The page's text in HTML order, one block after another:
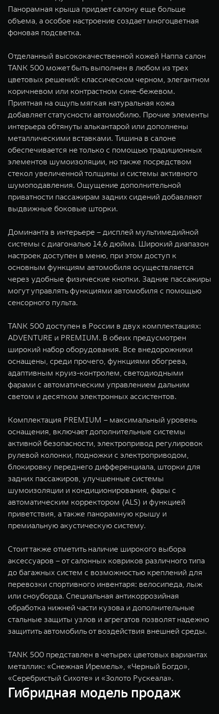
Панорамная крыша придает салону еще больше
объема, а особое настроение создает многоцветная
фоновая подсветка.
Отделанный высококачественной кожей Наппа салон
TANK 500 может быть выполнен в любом из трех
цветовых решений: классическом черном, элегантном
коричневом или контрастном сине-бежевом.
Приятная на ощупь мягкая натуральная кожа
добавляет статусности автомобилю. Прочие элементы
интерьера обтянуты алькантарой или дополнены
металлическими вставками. Тишина в салоне
обеспечивается не только с помощью традиционных
элементов шумоизоляции, но также посредством
стекол увеличенной толщины и системы активного
шумоподавления. Ощущение дополнительной
приватности пассажирам задних сидений добавляют
выдвижные боковые шторки.
Доминанта в интерьере – дисплей мультимедийной
системы с диагональю 14,6 дюйма. Широкий диапазон
настроек доступен в меню, при этом доступ к
основным функциям автомобиля осуществляется
через удобные физические кнопки. Задние пассажиры
могут управлять функциями автомобиля с помощью
сенсорного пульта.
TANK 500 доступен в России в двух комплектациях:
ADVENTURE и PREMIUM. В обеих предусмотрен
широкий набор оборудования. Все внедорожники
оснащены, среди прочего, функциями обогрева,
адаптивным круиз-контролем, светодиодными
фарами с автоматическим управлением дальним
светом и десятком электронных ассистентов.
Комплектация PREMIUM – максимальный уровень
оснащения, включает дополнительные системы
активной безопасности, электропривод регулировок
рулевой колонки, подножки с электроприводом,
блокировку переднего дифференциала, шторки для
задних пассажиров, улучшенные системы
шумоизоляции и кондиционирования, фары с
автоматическим корректором (ALS) и функцией
приветствия, а также панорамную крышу и
премиальную акустическую систему.
Стоит также отметить наличие широкого выбора
аксессуаров – от салонных ковриков различного типа
до багажных систем с возможностью креплений для
перевозки спортивного инвентаря: велосипеда, лыж
или сноуборда. Специальная антикоррозийная
обработка нижней части кузова и дополнительные
стальные защиты узлов и агрегатов позволят надежно
защитить автомобиль от воздействия внешней среды.
TANK 500 представлен в четырех цветовых вариантах
металлик: «Снежная Иремель», «Черный Богдо»,
«Серебристый Сихоте» и «Золото Рускеала».
Гибридная модель продаж